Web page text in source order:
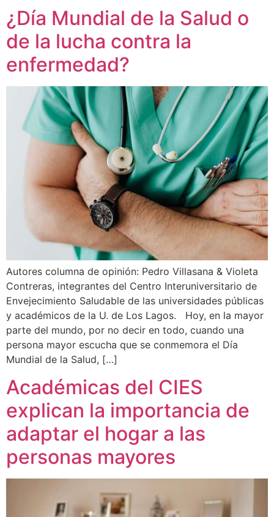
¿Día Mundial de la Salud o
de la lucha contra la
enfermedad?
Autores columna de opinión: Pedro Villasana & Violeta
Contreras, integrantes del Centro Interuniversitario de
Envejecimiento Saludable de las universidades públicas
y académicos de la U. de Los Lagos. Hoy, en la mayor
parte del mundo, por no decir en todo, cuando una
persona mayor escucha que se conmemora el Día
Mundial de la Salud, […]
Académicas del CIES
explican la importancia de
adaptar el hogar a las
personas mayores